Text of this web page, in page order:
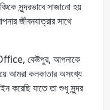
সুন্দরভাবে সাজানো হয়
জীবনযাত্রার সাথে
কেষ্টপুর, আপনাকে
আমরা কলকাতার অসংখ্য
করেছি যাতে তা শুধু সুন্দর